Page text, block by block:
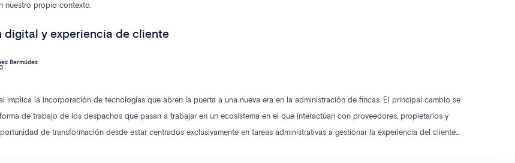
nuestro propio contexto.
digital y experiencia de cliente
Bermúdez
implica la incorporación de tecnologías que abren la puerta a una nueva era en la administración de fincas. El principal cambio se
de trabajo de los despachos que pasan a trabajar en un ecosistema en el que interactúan con proveedores, propietarios y
de transformación desde estar centrados exclusivamente en tareas administrativas a gestionar la experiencia del cliente